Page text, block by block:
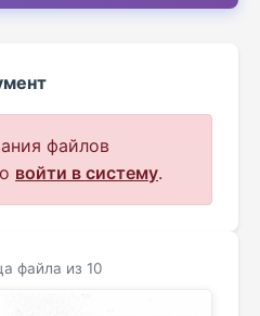
файлов
войти в систему.
файла из 10